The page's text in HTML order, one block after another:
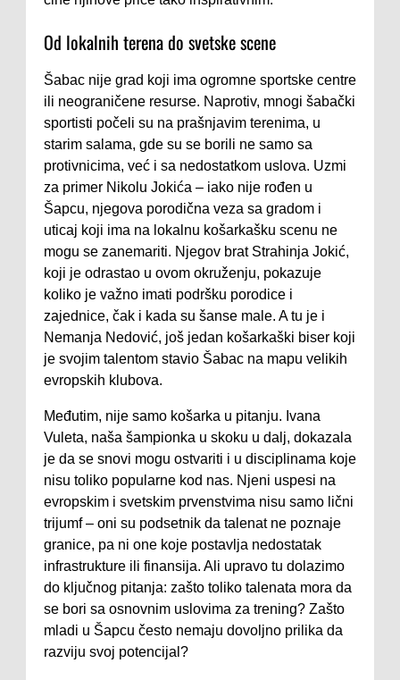
Od lokalnih terena do svetske scene
Šabac nije grad koji ima ogromne sportske centre
ili neograničene resurse. Naprotiv, mnogi šabački
sportisti počeli su na prašnjavim terenima, u
starim salama, gde su se borili ne samo sa
protivnicima, već i sa nedostatkom uslova. Uzmi
za primer Nikolu Jokića – iako nije rođen u
Šapcu, njegova porodična veza sa gradom i
uticaj koji ima na lokalnu košarkašku scenu ne
mogu se zanemariti. Njegov brat Strahinja Jokić,
koji je odrastao u ovom okruženju, pokazuje
koliko je važno imati podršku porodice i
zajednice, čak i kada su šanse male. A tu je i
Nemanja Nedović, još jedan košarkaški biser koji
je svojim talentom stavio Šabac na mapu velikih
evropskih klubova.
Međutim, nije samo košarka u pitanju. Ivana
Vuleta, naša šampionka u skoku u dalj, dokazala
je da se snovi mogu ostvariti i u disciplinama koje
nisu toliko popularne kod nas. Njeni uspesi na
evropskim i svetskim prvenstvima nisu samo lični
trijumf – oni su podsetnik da talenat ne poznaje
granice, pa ni one koje postavlja nedostatak
infrastrukture ili finansija. Ali upravo tu dolazimo
do ključnog pitanja: zašto toliko talenata mora da
se bori sa osnovnim uslovima za trening? Zašto
mladi u Šapcu često nemaju dovoljno prilika da
razviju svoj potencijal?